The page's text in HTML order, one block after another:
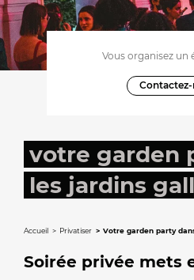
Vous organisez un
votre garden
les jardins
Accueil Privatiser Votre garden party
Soirée privée mets